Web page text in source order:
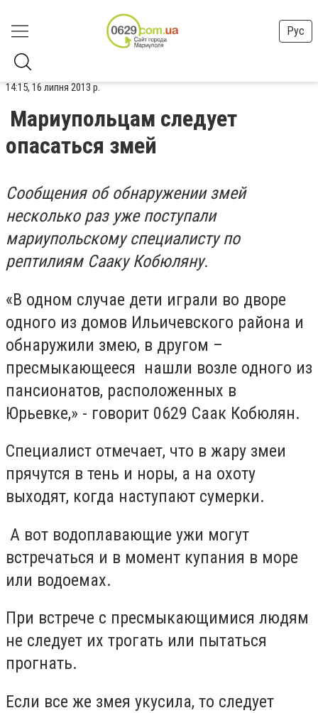
Рус
14:15, 16 липня 2013 р.
Мариупольцам следует
опасаться змей
Сообщения об обнаружении змей
несколько раз уже поступали
мариупольскому специалисту по
рептилиям Сааку Кобюляну.
«В одном случае дети играли во дворе
одного из домов Ильичевского района и
обнаружили змею, в другом –
пресмыкающееся нашли возле одного из
пансионатов, расположенных в
Юрьевке,» - говорит 0629 Саак Кобюлян.
Специалист отмечает, что в жару змеи
прячутся в тень и норы, а на охоту
выходят, когда наступают сумерки.
А вот водоплавающие ужи могут
встречаться и в момент купания в море
или водоемах.
При встрече с пресмыкающимися людям
не следует их трогать или пытаться
прогнать.
Если все же змея укусила, то следует